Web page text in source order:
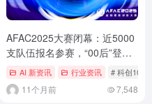
# AI导航网 # ai工具
AFAC2025大赛闭幕：近5000
支队伍报名参赛，“00后”登上
主舞台
AI 新资讯 行业资讯 # 科创101
11个月前 7,548